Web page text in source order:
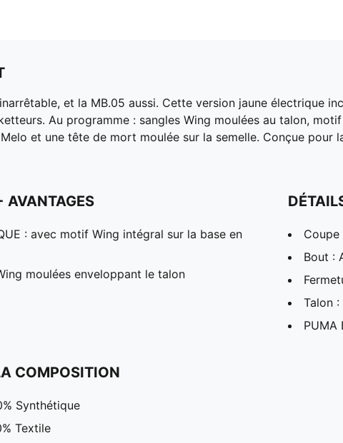
et la MB.05 aussi. Cette version jaune électrique
Au programme : sangles Wing moulées au talon,
et une tête de mort moulée sur la semelle. Conçue
AVANTAGES
: avec motif Wing intégral sur la base en
moulées enveloppant le talon
Coupe
Bout :
Talon
PUMA
COMPOSITION
Synthétique
Textile